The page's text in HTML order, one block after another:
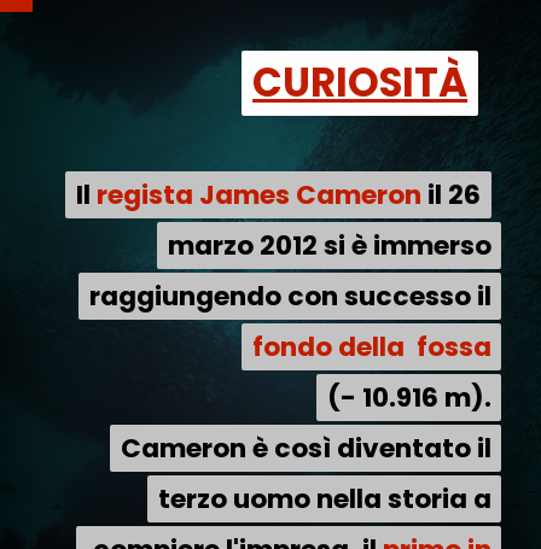
Il regista James Cameron il 26
marzo 2012 si è immerso
raggiungendo con successo il
fondo della fossa
(- 10.916 m).
Cameron è così diventato il
terzo uomo nella storia a
Il regista James Cameron il 26
marzo 2012 si è immerso
raggiungendo con successo il
fondo della fossa
(- 10.916 m).
Cameron è così diventato il
terzo uomo nella storia a
CURIOSITÀ
CURIOSITÀ